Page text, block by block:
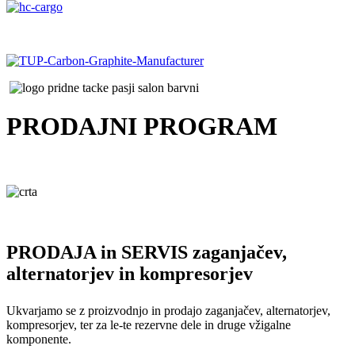
PRODAJNI PROGRAM
PRODAJA in SERVIS zaganjačev,
alternatorjev in kompresorjev
Ukvarjamo se z proizvodnjo in prodajo zaganjačev, alternatorjev,
kompresorjev, ter za le-te rezervne dele in druge vžigalne
komponente.